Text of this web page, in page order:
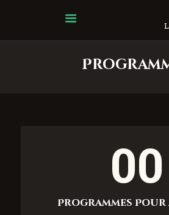
Centre
00
Programmes